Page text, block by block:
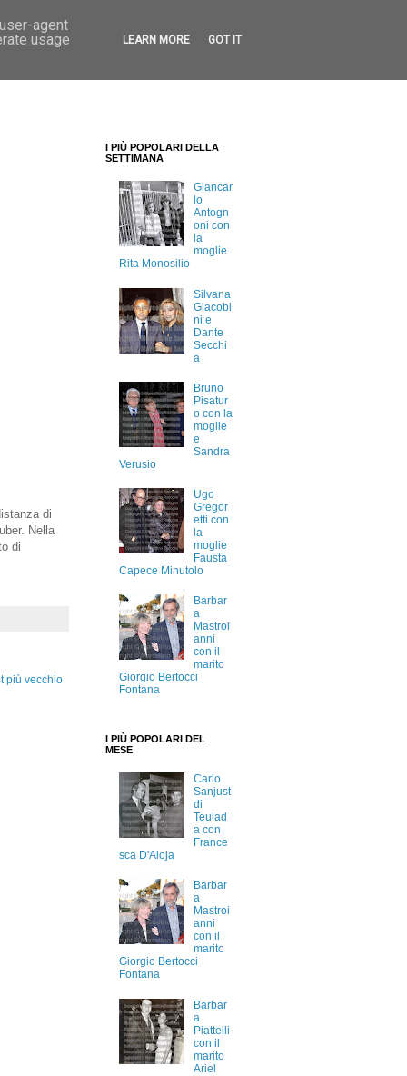
di
Nella
di
più vecchio
I PIÙ POPOLARI DELLA
SETTIMANA
Giancar
lo
Antogn
oni con
la
moglie
Rita Monosilio
Silvana
Giacobi
ni e
Dante
Secchi
a
Bruno
Pisatur
o con la
moglie
e
Sandra
Verusio
Ugo
Gregor
etti con
la
moglie
Fausta
Capece Minutolo
Barbar
a
Mastroi
anni
con il
marito
Giorgio Bertocci
Fontana
I PIÙ POPOLARI DEL
MESE
Carlo
Sanjust
di
Teulad
a con
France
sca D'Aloja
Barbar
a
Mastroi
anni
con il
marito
Giorgio Bertocci
Fontana
Barbar
a
Piattelli
con il
marito
Ariel
agent
usage
LEARN MORE GOT IT